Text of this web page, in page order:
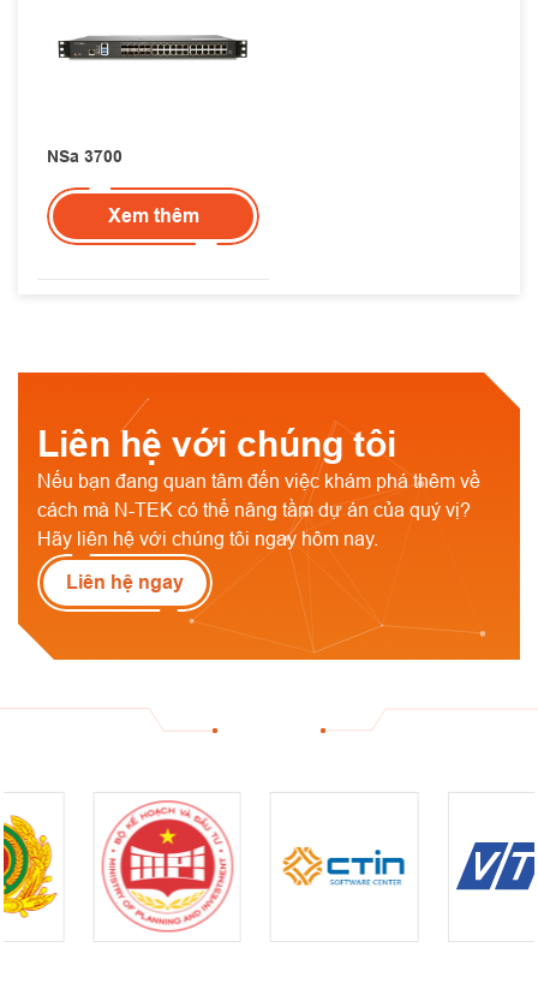
NSa 3700
Xem thêm
Liên hệ với chúng tôi
Nếu bạn đang quan tâm đến việc khám phá thêm về
cách mà N-TEK có thể nâng tầm dự án của quý vị?
Hãy liên hệ với chúng tôi ngay hôm nay.
Liên hệ ngay